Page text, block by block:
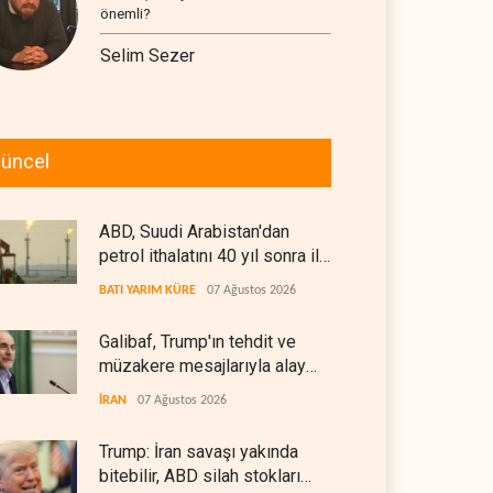
önemli?
Selim Sezer
ABD, Suudi Arabistan'dan
petrol ithalatını 40 yıl sonra ilk
kez durdurdu
BATI YARIM KÜRE 07 Ağustos 2026
Galibaf, Trump'ın tehdit ve
müzakere mesajlarıyla alay
etti
İRAN 07 Ağustos 2026
Trump: İran savaşı yakında
bitebilir, ABD silah stokları